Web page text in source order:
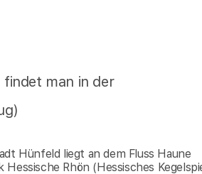
man in der
Hünfeld liegt an dem Fluss Haune
Hessische Rhön (Hessisches